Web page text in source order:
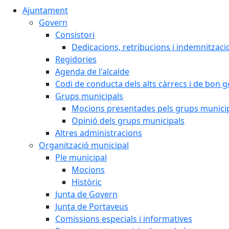
Ajuntament
Govern
Consistori
Dedicacions, retribucions i
Regidories
Agenda de l'alcalde
Codi de conducta dels alts càrrecs i de bon
Grups municipals
Mocions presentades pels grups
Opinió dels grups municipals
Altres administracions
Organització municipal
Ple municipal
Mocions
Històric
Junta de Govern
Junta de Portaveus
Comissions especials i informatives